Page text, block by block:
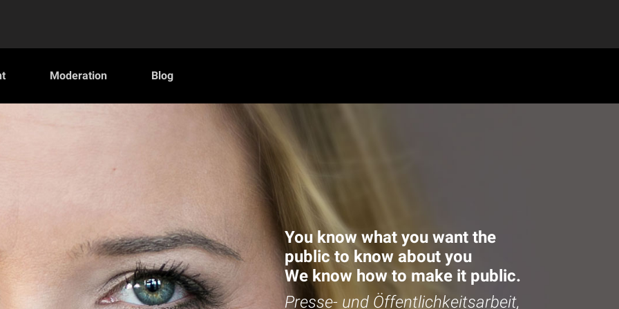
Moderation Blog
You know what you want the
public to know about you
We know how to make it public.
Presse- und Öffentlichkeitsarbeit,